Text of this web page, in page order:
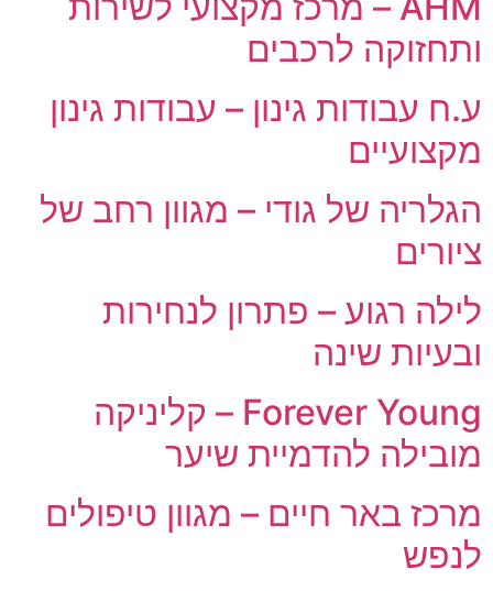
ותחזוקה לרכבים
ע.ח עבודות גינון – עבודות גינון
מקצועיים
הגלריה של גודי – מגוון רחב של
ציורים
לילה רגוע – פתרון לנחירות
ובעיות שינה
Forever Young – קליניקה
מובילה להדמיית שיער
מרכז באר חיים – מגוון טיפולים
לנפש